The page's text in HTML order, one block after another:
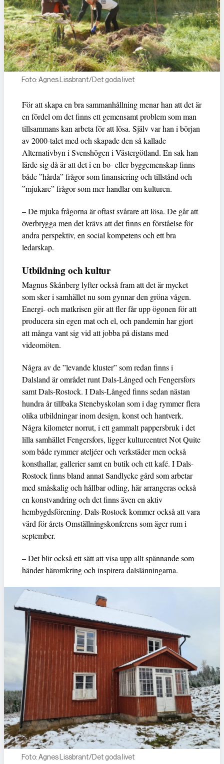
Foto: Agnes Lissbrant/Det goda livet
För att skapa en bra sammanhållning menar han att det är
en fördel om det finns ett gemensamt problem som man
tillsammans kan arbeta för att lösa. Själv var han i början
av 2000-talet med och skapade den så kallade
Alternativbyn i Svenshögen i Västergötland. En sak han
lärde sig då är att det i en bo- eller byggemenskap finns
både ”hårda” frågor som finansiering och tillstånd och
”mjukare” frågor som mer handlar om kulturen.
– De mjuka frågorna är oftast svårare att lösa. De går att
överbrygga men det krävs att det finns en förståelse för
andra perspektiv, en social kompetens och ett bra
ledarskap.
Utbildning och kultur
Magnus Skånberg lyfter också fram att det är mycket
som sker i samhället nu som gynnar den gröna vågen.
Energi- och matkrisen gör att fler får upp ögonen för att
producera sin egen mat och el, och pandemin har gjort
att många vant sig vid att jobba på distans med
videomöten.
Några av de ”levande kluster” som redan finns i
Dalsland är området runt Dals-Långed och Fengersfors
samt Dals-Rostock. I Dals-Långed finns sedan nästan
hundra år tillbaka Stenebyskolan som i dag rymmer flera
olika utbildningar inom design, konst och hantverk.
Några kilometer norrut, i ett gammalt pappersbruk i det
lilla samhället Fengersfors, ligger kulturcentret Not Quite
som både rymmer ateljéer och verkstäder men också
konsthallar, gallerier samt en butik och ett kafé. I Dals-
Rostock finns bland annat Sandlycke gård som arbetar
med småskalig och hållbar odling, här arrangeras också
en konstvandring och det finns även en aktiv
hembygdsförening. Dals-Rostock kommer också att vara
värd för årets Omställningskonferens som äger rum i
september.
– Det blir också ett sätt att visa upp allt spännande som
händer häromkring och inspirera dalslänningarna.
Foto: Agnes Lissbrant/Det goda livet